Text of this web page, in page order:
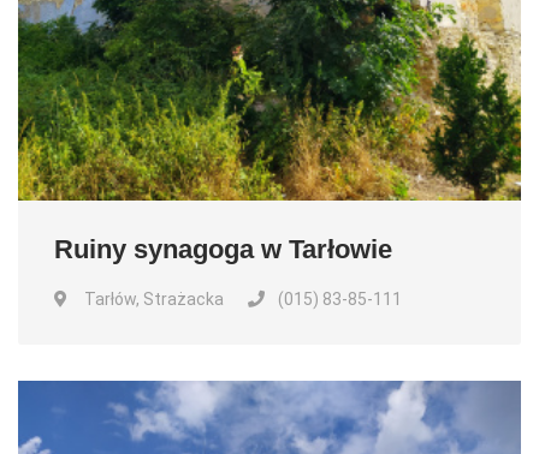
Ruiny synagoga w Tarłowie
Tarłów, Strażacka (015) 83-85-111